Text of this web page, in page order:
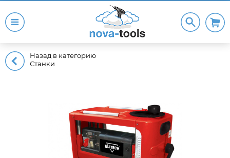
Назад в категорию
Станки